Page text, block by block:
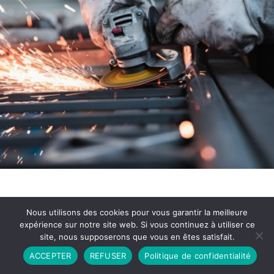
Partenariat Contact
Politique de Confidentialité
CGU
Copyright © 2026 - Propulsé par DIEUDUDIABLE
Nous utilisons des cookies pour vous garantir la meilleure
expérience sur notre site web. Si vous continuez à utiliser ce
site, nous supposerons que vous en êtes satisfait.
ACCEPTER
REFUSER Politique de confidentialité